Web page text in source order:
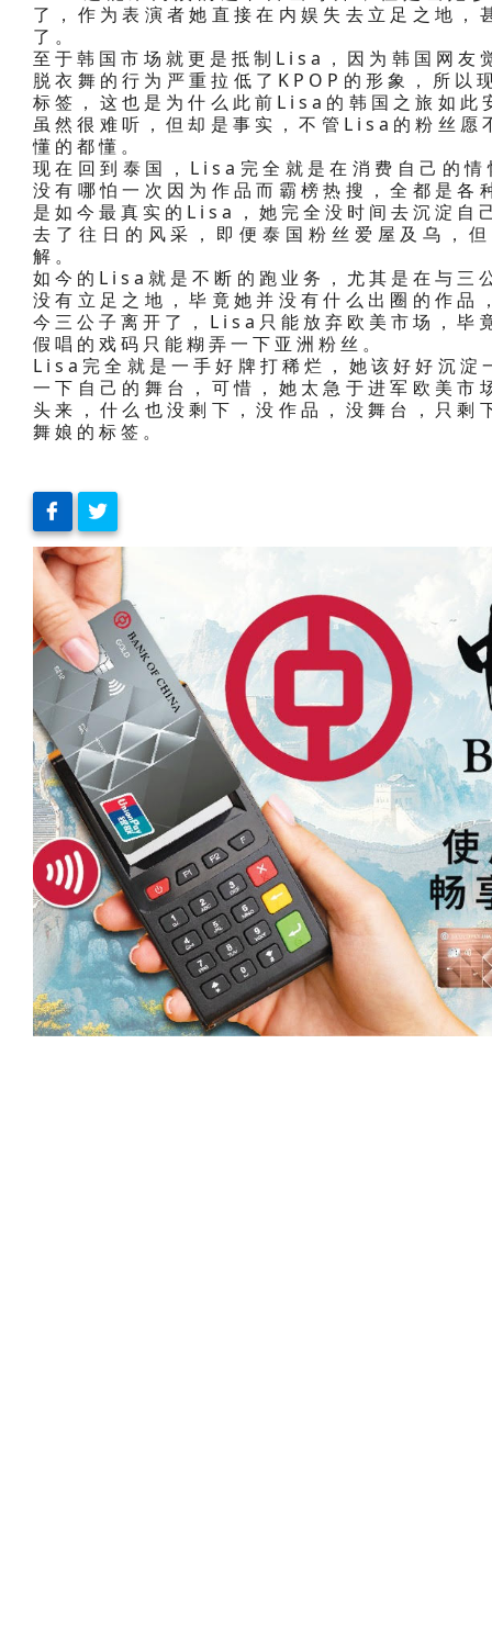
了，作为表演者她直接在内娱失去立足之地
了。
至于韩国市场就更是抵制Lisa，因为韩国网
脱衣舞的行为严重拉低了KPOP的形象，所
标签，这也是为什么此前Lisa的韩国之旅如此
虽然很难听，但却是事实，不管Lisa的粉丝愿
懂的都懂。
现在回到泰国，Lisa完全就是在消费自己的
没有哪怕一次因为作品而霸榜热搜，全都是
是如今最真实的Lisa，她完全没时间去沉淀
去了往日的风采，即便泰国粉丝爱屋及乌，
解。
如今的Lisa就是不断的跑业务，尤其是在与
没有立足之地，毕竟她并没有什么出圈的作
今三公子离开了，Lisa只能放弃欧美市场，
假唱的戏码只能糊弄一下亚洲粉丝。
Lisa完全就是一手好牌打稀烂，她该好好沉
一下自己的舞台，可惜，她太急于进军欧美
头来，什么也没剩下，没作品，没舞台，只
舞娘的标签。